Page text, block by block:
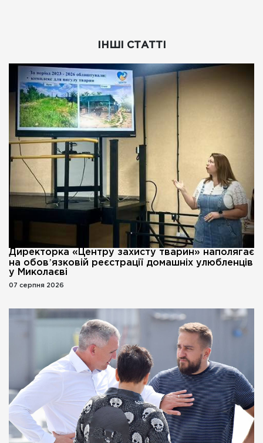
ІНШІ СТАТТІ
Директорка «Центру захисту тварин» наполягає
на обовʼязковій реєстрації домашніх улюбленців
у Миколаєві
07 серпня 2026